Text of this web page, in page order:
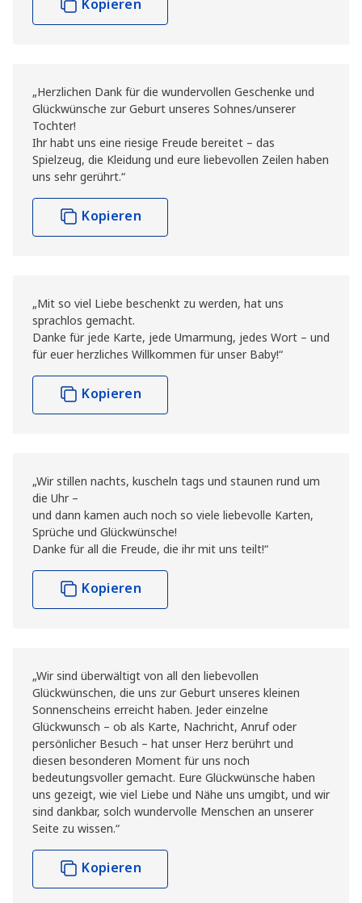
Kopieren
„Herzlichen Dank für die wundervollen Geschenke und
Glückwünsche zur Geburt unseres Sohnes/unserer
Tochter!
Ihr habt uns eine riesige Freude bereitet – das
Spielzeug, die Kleidung und eure liebevollen Zeilen haben
uns sehr gerührt.“
Kopieren
„Mit so viel Liebe beschenkt zu werden, hat uns
sprachlos gemacht.
Danke für jede Karte, jede Umarmung, jedes Wort – und
für euer herzliches Willkommen für unser Baby!“
Kopieren
„Wir stillen nachts, kuscheln tags und staunen rund um
die Uhr –
und dann kamen auch noch so viele liebevolle Karten,
Sprüche und Glückwünsche!
Danke für all die Freude, die ihr mit uns teilt!“
Kopieren
„Wir sind überwältigt von all den liebevollen
Glückwünschen, die uns zur Geburt unseres kleinen
Sonnenscheins erreicht haben. Jeder einzelne
Glückwunsch – ob als Karte, Nachricht, Anruf oder
persönlicher Besuch – hat unser Herz berührt und
diesen besonderen Moment für uns noch
bedeutungsvoller gemacht. Eure Glückwünsche haben
uns gezeigt, wie viel Liebe und Nähe uns umgibt, und wir
sind dankbar, solch wundervolle Menschen an unserer
Seite zu wissen.“
Kopieren